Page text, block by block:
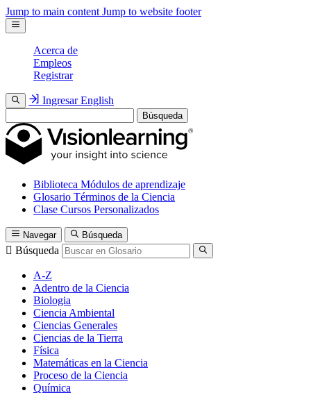
Jump to main content Jump to website footer
Acerca de
Empleos
Registrar
Ingresar English
Búsqueda
Biblioteca Módulos de aprendizaje
Glosario Términos de la Ciencia
Clase Cursos Personalizados
Navegar Búsqueda
Búsqueda
A-Z
Adentro de la Ciencia
Biologia
Ciencia Ambiental
Ciencias Generales
Ciencias de la Tierra
Física
Matemáticas en la Ciencia
Proceso de la Ciencia
Química